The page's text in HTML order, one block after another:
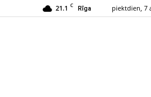
21.1 C Rīga piektdien, 7